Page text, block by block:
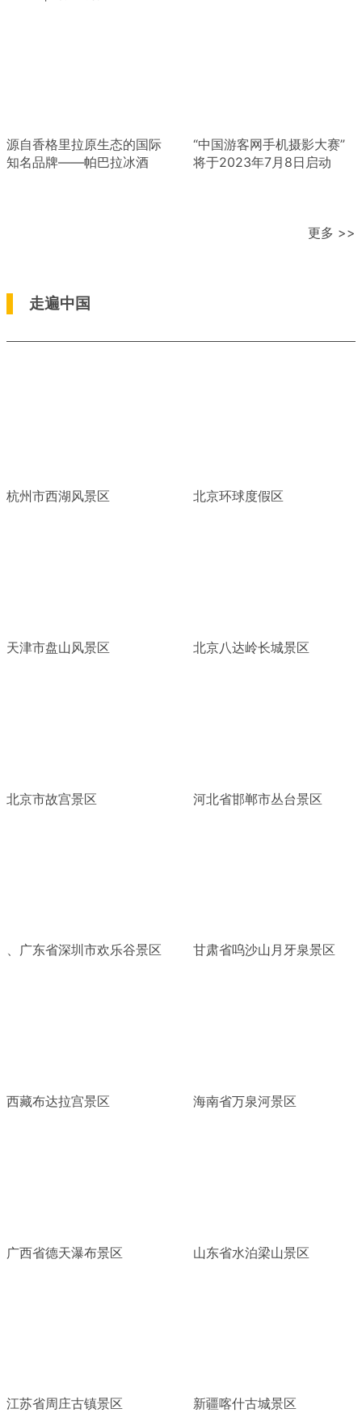
源自香格里拉原生态的国际
知名品牌——帕巴拉冰酒
“中国游客网手机摄影大赛”
将于2023年7月8日启动
更多 >>
走遍中国
杭州市西湖风景区 北京环球度假区
天津市盘山风景区 北京八达岭长城景区
北京市故宫景区 河北省邯郸市丛台景区
、广东省深圳市欢乐谷景区 甘肃省呜沙山月牙泉景区
西藏布达拉宫景区 海南省万泉河景区
广西省德天瀑布景区 山东省水泊梁山景区
江苏省周庄古镇景区 新疆喀什古城景区